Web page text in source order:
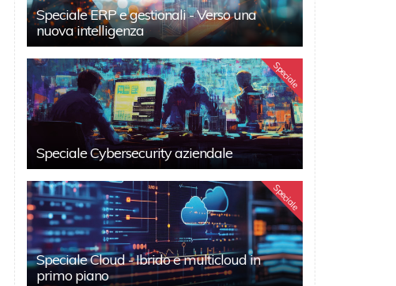
Speciale ERP e gestionali - Verso una
nuova intelligenza
Speciale
Speciale Cybersecurity aziendale
Speciale
Speciale Cloud - Ibrido e multicloud in
primo piano